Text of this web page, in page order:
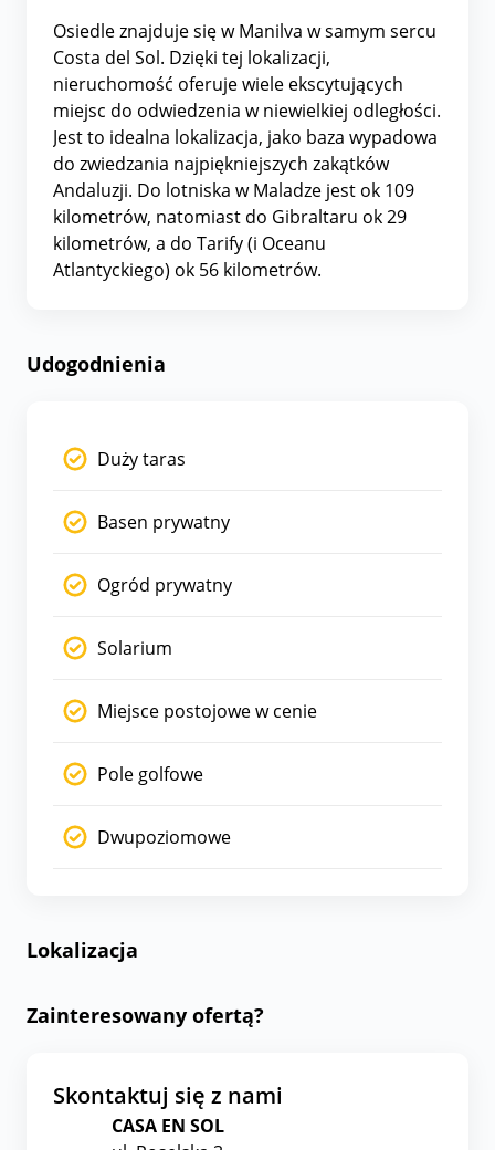
Osiedle znajduje się w Manilva w samym sercu
Costa del Sol. Dzięki tej lokalizacji,
nieruchomość oferuje wiele ekscytujących
miejsc do odwiedzenia w niewielkiej odległości.
Jest to idealna lokalizacja, jako baza wypadowa
do zwiedzania najpiękniejszych zakątków
Andaluzji. Do lotniska w Maladze jest ok 109
kilometrów, natomiast do Gibraltaru ok 29
kilometrów, a do Tarify (i Oceanu
Atlantyckiego) ok 56 kilometrów.
Udogodnienia
Duży taras
Basen prywatny
Ogród prywatny
Solarium
Miejsce postojowe w cenie
Pole golfowe
Dwupoziomowe
Lokalizacja
Zainteresowany ofertą?
Skontaktuj się z nami
CASA EN SOL